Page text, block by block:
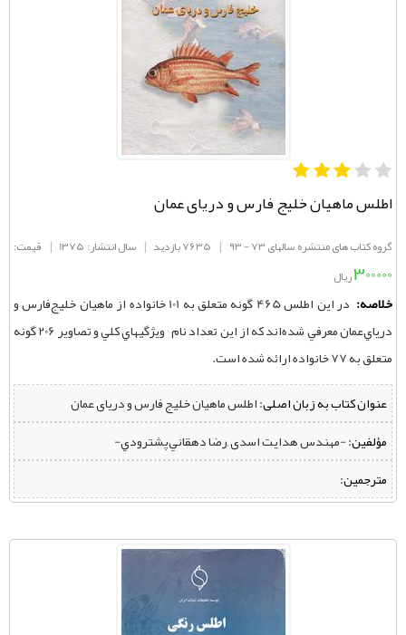
اطلس ماهیان خلیج فارس و دریای عمان
گروه کتاب های منتشره سالهای 73 - 93 | 7635 بازدید | سال انتشار: 1375 | قیمت:
300000ریال
خلاصه:
در اين اطلس 465 گونه متعلق به 101 خانواده از ماهيان خليج‌فارس و
درياي‌عمان معرفي شده‌اند كه از اين تعداد نام ٬ ويژگيهاي كلي و تصاوير 206 گونه
متعلق به 77 خانواده ارائه شده است.
عنوان کتاب به زبان اصلی:اطلس ماهیان خلیج فارس و دریای عمان
مؤلفین:‌ -مهندس هدایت اسدی ,رضا دهقاني‌پشترودي-
مترجمین: